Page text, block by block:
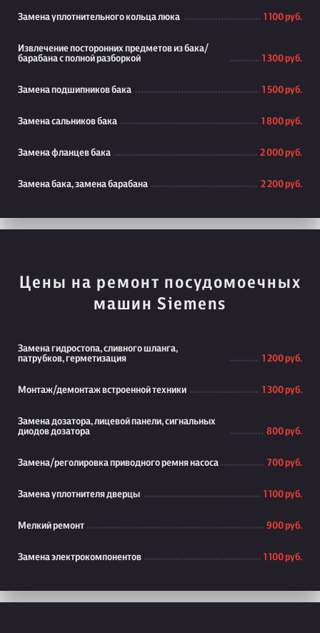
Замена уплотнительного кольца люка 1 100 руб.
Извлечение посторонних предметов из бака/
барабана с полной разборкой
1 300 руб.
Замена подшипников бака 1 500 руб.
Замена сальников бака 1 800 руб.
Замена фланцев бака 2 000 руб.
Замена бака, замена барабана 2 200 руб.
Цены на ремонт посудомоечных
машин Siemens
Замена гидростопа, сливного шланга,
патрубков, герметизация
1 200 руб.
Монтаж/демонтаж встроенной техники 1 300 руб.
Замена дозатора, лицевой панели, сигнальных
диодов дозатора
800 руб.
Замена/реголировка приводного ремня насоса 700 руб.
Замена уплотнителя дверцы 1 100 руб.
Мелкий ремонт 900 руб.
Замена электрокомпонентов 1 100 руб.